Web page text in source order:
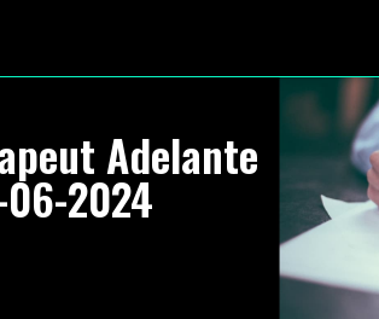
Adelante
06-2024